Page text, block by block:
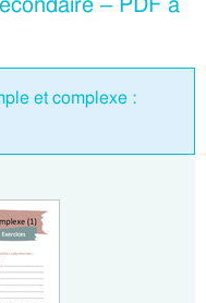
et complexe :